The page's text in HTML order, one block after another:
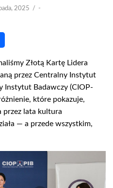
2025 / -
Złotą Kartę Lidera
przez Centralny Instytut
Instytut Badawczy (CIOP-
które pokazuje,
przez lata kultura
— a przede wszystkim,